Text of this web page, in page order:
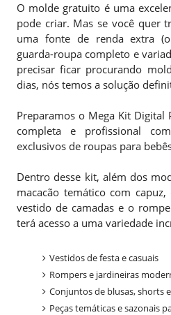
O molde gratuito é uma
pode criar. Mas se você quer
uma fonte de renda extra
guarda-roupa completo e
precisar ficar procurando
dias, nós temos a solução
Preparamos o Mega Kit Digital
completa e profissional
exclusivos de roupas para
Dentro desse kit, além dos
macacão temático com
vestido de camadas e o
terá acesso a uma variedade
Vestidos de festa e casuais
Rompers e jardineiras
Conjuntos de blusas, shorts
Peças temáticas e sazonais